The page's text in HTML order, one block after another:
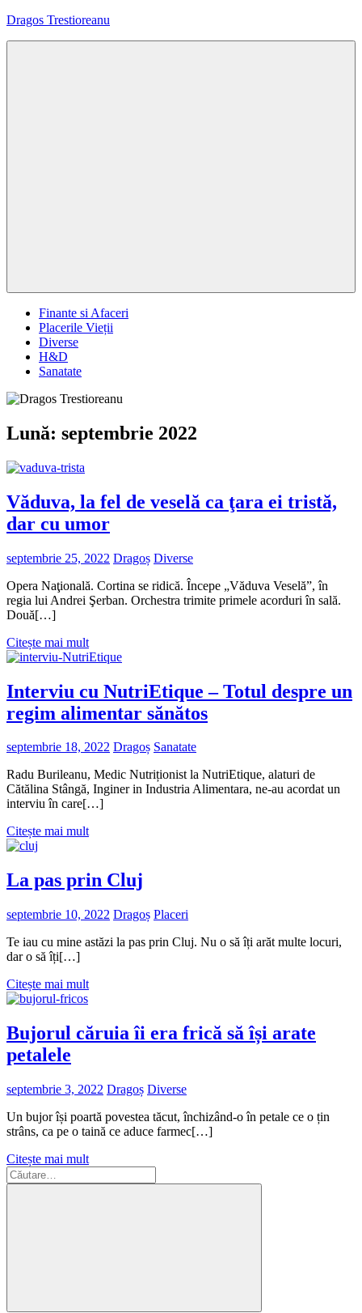
Sari
Dragos Trestioreanu
Finante si Afaceri
Placerile Vieții
Diverse
H&D
Sanatate
Lună: septembrie 2022
Văduva, la fel de veselă ca ţara ei tristă,
dar cu umor
septembrie 25, 2022 Dragoș Diverse
Opera Naţională. Cortina se ridică. Începe „Văduva Veselă”, în
regia lui Andrei Şerban. Orchestra trimite primele acorduri în sală.
Două[…]
Citește mai mult
Interviu cu NutriEtique – Totul despre un
regim alimentar sănătos
septembrie 18, 2022 Dragoș Sanatate
Radu Burileanu, Medic Nutriționist la NutriEtique, alaturi de
Cătălina Stângă, Inginer in Industria Alimentara, ne-au acordat un
interviu în care[…]
Citește mai mult
La pas prin Cluj
septembrie 10, 2022 Dragoș Placeri
Te iau cu mine astăzi la pas prin Cluj. Nu o să îți arăt multe locuri,
dar o să îți[…]
Citește mai mult
Bujorul căruia îi era frică să își arate
petalele
septembrie 3, 2022 Dragoș Diverse
Un bujor își poartă povestea tăcut, închizând-o în petale ce o țin
strâns, ca pe o taină ce aduce farmec[…]
Citește mai mult
Caută
după: